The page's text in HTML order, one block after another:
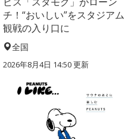
チ！“おいしい”をスタジアム
観戦の入り口に
全国
2026年8月4日 14:50更新